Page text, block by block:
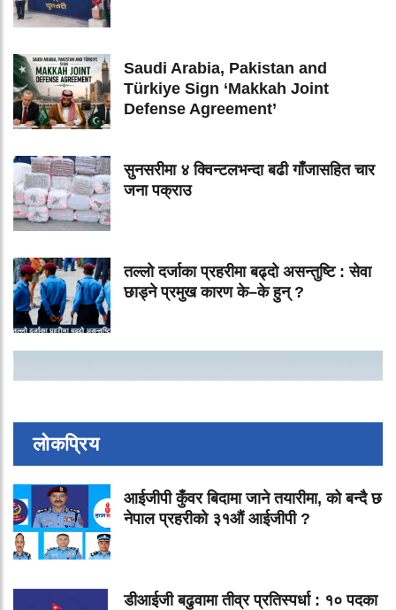
Saudi Arabia, Pakistan and
Türkiye Sign ‘Makkah Joint
Defense Agreement’
सुनसरीमा ४ क्विन्टलभन्दा बढी गाँजासहित चार
जना पक्राउ
तल्लो दर्जाका प्रहरीमा बढ्दो असन्तुष्टि : सेवा
छाड्ने प्रमुख कारण के–के हुन् ?
लोकप्रिय
आईजीपी कुँवर बिदामा जाने तयारीमा, को बन्दै छ
नेपाल प्रहरीको ३१औं आईजीपी ?
डीआईजी बढुवामा तीव्र प्रतिस्पर्धा : १० पदका